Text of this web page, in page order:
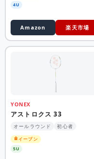
4U
Amazon 楽天市場
YONEX
アストロクス 33
オールラウンド 初心者
イーブン
5U